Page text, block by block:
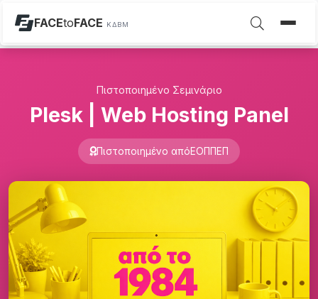
FACEtoFACE ΚΔΒΜ
Πιστοποιημένο Σεμινάριο
Plesk | Web Hosting Panel
Πιστοποιημένο απόΕΟΠΠΕΠ